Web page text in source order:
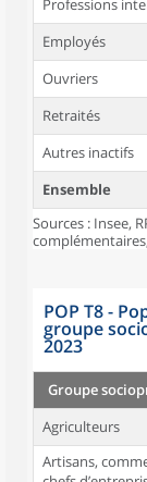
Professions
Employés
Ouvriers
Retraités
Autres inactifs
Ensemble
Sources : Insee,
POP T8 -
groupe
2023
Groupe
Agriculteurs
Artisans,